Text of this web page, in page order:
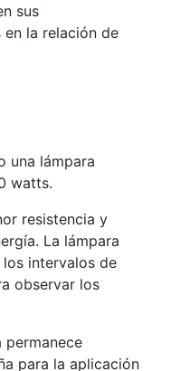
sus
la relación de
una lámpara
watts.
resistencia y
La lámpara
intervalos de
observar los
para la aplicación